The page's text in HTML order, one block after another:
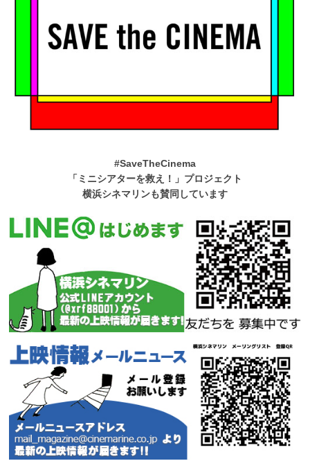
#SaveTheCinema
「ミニシアターを救え！」プロジェクト
横浜シネマリンも賛同しています